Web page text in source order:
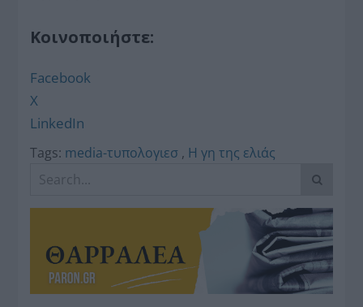
Κοινοποιήστε:
Facebook
X
LinkedIn
Tags: media-τυπολογιεσ , Η γη της ελιάς